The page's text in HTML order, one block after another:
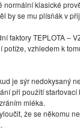
normální klasické
by se mu plísňák v
faktory TEPLOTA –
vzhledem k
je sýr nedokysaný
při použití
mléka.
že se někomu